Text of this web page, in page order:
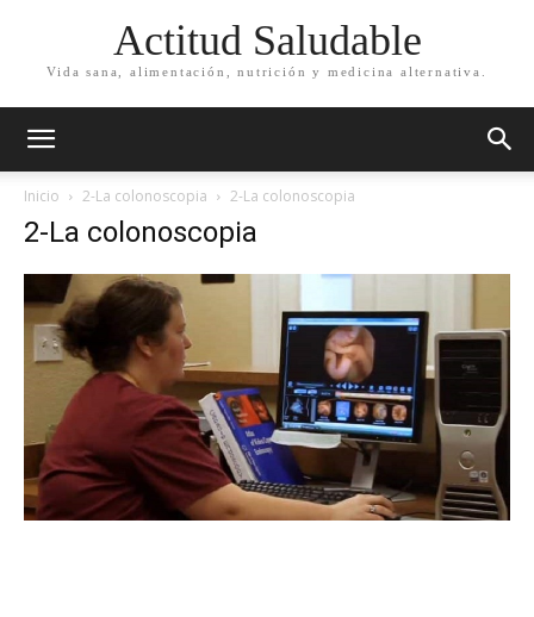
Actitud Saludable
Vida sana, alimentación, nutrición y medicina alternativa.
Inicio 2-La colonoscopia 2-La colonoscopia
2-La colonoscopia